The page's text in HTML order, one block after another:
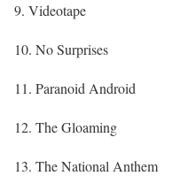
9. Videotape
10. No Surprises
11. Paranoid Android
12. The Gloaming
13. The National Anthem